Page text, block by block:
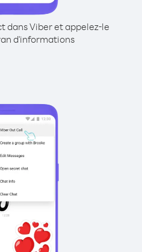
dans Viber et appelez-le
d'informations